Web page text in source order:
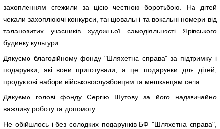
захопленням стежили за цією честною боротьбою. На дітей
чекали захоплюючі конкурси, танцювальні та вокальні номери від
талановитих учасників художньої самодіяльності Ярівського
будинку культури.
Дякуємо благодійному фонду "Шляхетна справа" за підтримку і
подарунки, які вони приготували, а це: подарунки для дітей,
продуктові набори військовослужбовцям та мешканцям села.
Дякуємо голові фонду Сергію Шутову за його надзвичайно
важливу роботу та допомогу.
Не обійшлось і без солодких подарунків БФ "Шляхетна справа",